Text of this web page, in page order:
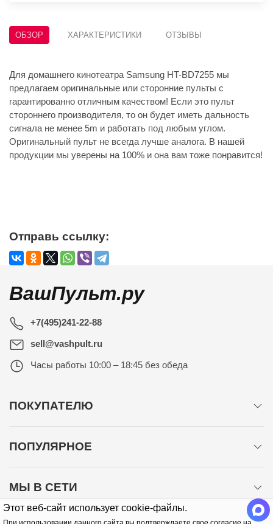
Этот веб-сайт использует cookie-файлы.
ОБЗОР ХАРАКТЕРИСТИКИ ОТЗЫВЫ
Для домашнего кинотеатра Samsung HT-BD7255 мы
предлагаем оригинальные или сторонние пульты с
гарантированно отличным качеством! Если это пульт
стороннего производителя, то он будет иметь дальность
сигнала не менее 5m и работать под любым углом.
Оригинальный пульт не всегда лучше аналога. В нашей
продукции мы уверены на 100% и она вам тоже понравится!
Отправь ссылку:
ВашПульт.ру
+7(495)241-22-88
sell@vashpult.ru
Часы работы 10:00 – 18:45 без обеда
ПОКУПАТЕЛЮ
ПОПУЛЯРНОЕ
МЫ В СЕТИ